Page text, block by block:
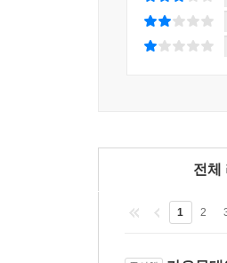
카테고리의 중심은
부터 서양예술문
경제, 과학, 문화 전
경제적 이해관계의
선사해주었다. 여
전체
1 2